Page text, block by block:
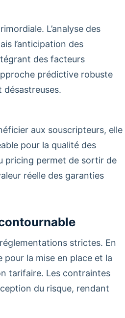
L’analyse des
l’anticipation des
des facteurs
prédictive robuste
désastreuses.
aux souscripteurs, elle
pour la qualité des
pricing permet de sortir de
réelle des garanties
strictes. En
la mise en place et la
tarifaire. Les contraintes
du risque, rendant